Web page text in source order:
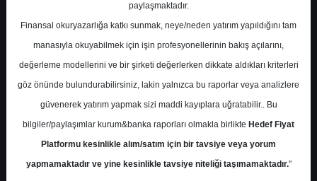
S.No Dosya Adı İndir
1
vakif-yatirim-model-
portfoy-2025
İlgili Dosyayı
İndir
paylaşmaktadır.
Finansal okuryazarlığa katkı sunmak, neye/neden yatırım yapıldığını tam
manasıyla okuyabilmek için işin profesyonellerinin bakış açılarını,
değerleme modellerini ve bir şirketi değerlerken dikkate aldıkları kriterleri
göz önünde bulundurabilirsiniz, lakin yalnızca bu raporlar veya analizlere
güvenerek yatırım yapmak sizi maddi kayıplara uğratabilir.. Bu
bilgiler/paylaşımlar kurum&banka raporları olmakla birlikte Hedef Fiyat
Platformu kesinlikle alım/satım için bir tavsiye veya yorum
yapmamaktadır ve yine kesinlikle tavsiye niteliği taşımamaktadır."